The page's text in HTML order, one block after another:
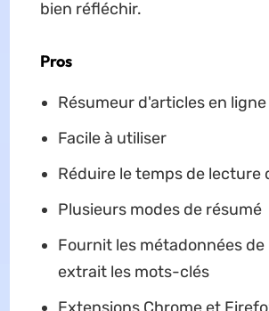
bien réfléchir.
Pros
Résumeur d'articles en ligne
Facile à utiliser
Réduire le temps de lecture
Plusieurs modes de résumé
Fournit les métadonnées
extrait les mots-clés